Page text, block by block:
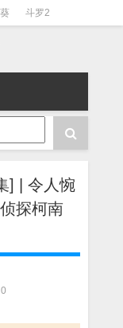
斗罗2
] | 令人惋
探柯南
0